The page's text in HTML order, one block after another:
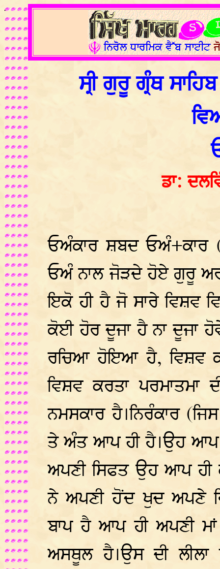
.
ਸ੍ਰੀ ਗੁਰੂ ਗ੍ਰੰਥ
ਡਾ:
ਓਅੰਕਾਰ ਸ਼ਬਦ ਓਅੰ+ਕਾਰ
ਓਅੰ ਨਾਲ ਜੋੜਦੇ ਹੋਏ ਗੁਰੂ
ਇਕੋ ਹੀ ਹੈ ਜੋ ਸਾਰੇ ਵਿਸ਼ਵ
ਕੋਈ ਹੋਰ ਦੂਜਾ ਹੈ ਨਾ ਦੂਜਾ
ਰਚਿਆ ਹੋਇਆ ਹੈ, ਵਿਸ਼ਵ
ਵਿਸ਼ਵ ਕਰਤਾ
ਨਮਸਕਾਰ ਹੈ।ਨਿਰੰਕਾਰ
ਤੇ ਅੰਤ ਆਪ ਹੀ ਹੈ।ਉਹ ਆਪ
ਅਪਣੀ ਸਿਫਤ ਉਹ ਆਪ
ਨੇ ਅਪਣੀ ਹੋਂਦ ਖੁਦ ਅਪਣੇ
ਬਾਪ ਹੈ ਆਪ ਹੀ ਅਪਣੀ
ਅਸਥੂਲ ਹੈ।ਉਸ ਦੀ ਲੀਲਾ